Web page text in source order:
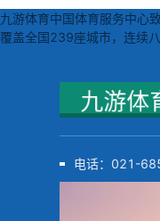
九游体育中国体育服务中心
覆盖全国239座城市，连续
电话： 021-